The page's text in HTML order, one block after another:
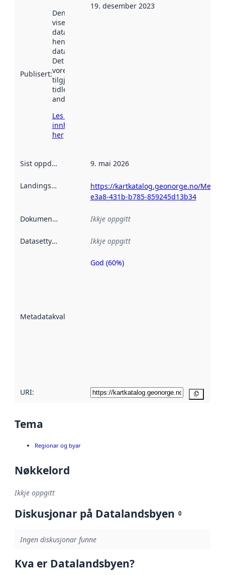
Publisert:
Denne datoen
viser når
datasettet vart
henta inn av
data.norge.no.
Det kan ha
vore
tilgjengeleg
tidlegare
andre stader.
Les meir om
innhenting
her
19. desember 2023
Sist oppdatert 9. mai 2026
Landingsside
https://kartkatalog.geonorge.no/
e3a8-431b-b785-859245d13b34
Dokumentasjon Ikkje oppgitt
Datasettype Ikkje oppgitt
Metadatakvalitet
Metadatakvalitet
God (60%)
URI:
Tema
Regionar og byar
Nøkkelord
Ikkje oppgitt
Diskusjonar på Datalandsbyen 0
Ingen diskusjonar funne
Kva er Datalandsbyen?